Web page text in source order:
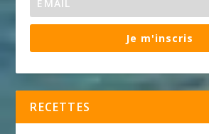
Je m'inscris
RECETTES